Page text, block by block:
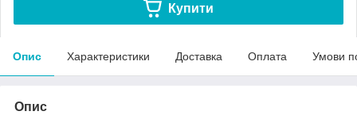
Купити
Опис Характеристики Доставка Оплата Умови
Опис